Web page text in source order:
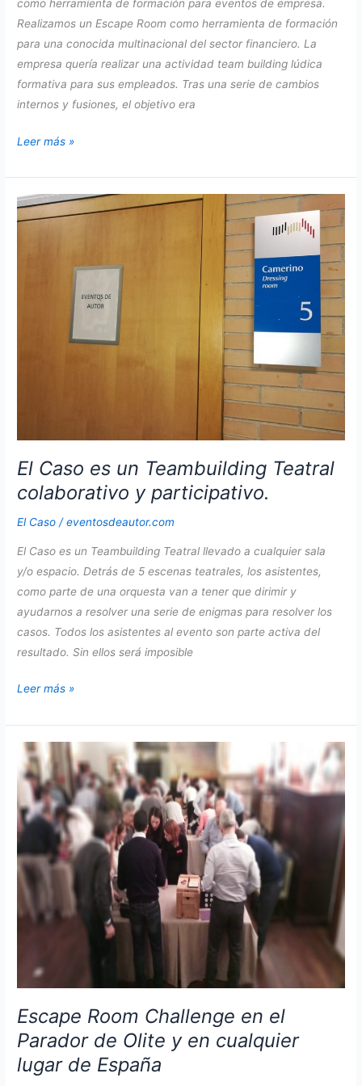
como herramienta de formación para eventos de empresa.
Realizamos un Escape Room como herramienta de formación
para una conocida multinacional del sector financiero. La
empresa quería realizar una actividad team building lúdica
formativa para sus empleados. Tras una serie de cambios
internos y fusiones, el objetivo era
Escape
como
herramienta
de
Leer más »
El Caso es un Teambuilding Teatral
colaborativo y participativo.
El Caso /eventosdeautor.com
El Caso es un Teambuilding Teatral llevado a cualquier sala
y/o espacio. Detrás de 5 escenas teatrales, los asistentes,
como parte de una orquesta van a tener que dirimir y
ayudarnos a resolver una serie de enigmas para resolver los
casos. Todos los asistentes al evento son parte activa del
resultado. Sin ellos será imposible
El
es
un
Teambuilding
Teatral
colaborativo
y
participativo.
Leer más »
Escape Room Challenge en el
Parador de Olite y en cualquier
lugar de España